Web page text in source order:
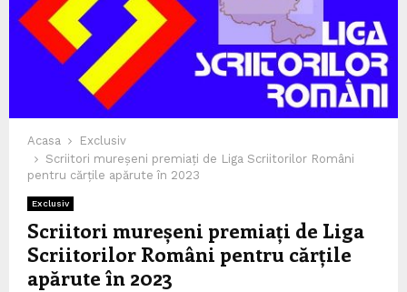
Acasa
Exclusiv
Scriitori mureșeni premiați de Liga Scriitorilor Români
pentru cărțile apărute în 2023
Exclusiv
Scriitori mureșeni premiați de Liga
Scriitorilor Români pentru cărțile
apărute în 2023